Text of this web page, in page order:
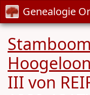
Genealogie
III von